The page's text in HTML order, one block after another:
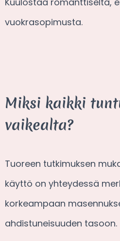
vuokrasopimusta.
Miksi kaikki
vaikealta?
Tuoreen tutkimuksen
käyttö on yhteydessä
korkeampaan
ahdistuneisuuden tasoon.